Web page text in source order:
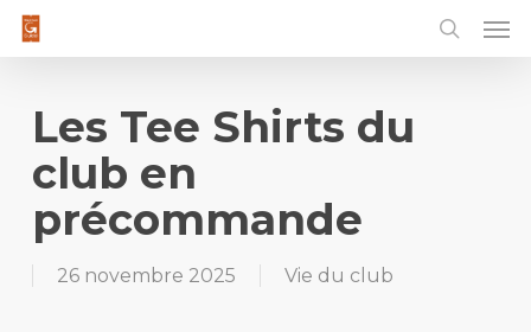
Skip
contentLes Tee Shirts du
club en
précommande
26 novembre 2025 Vie du club